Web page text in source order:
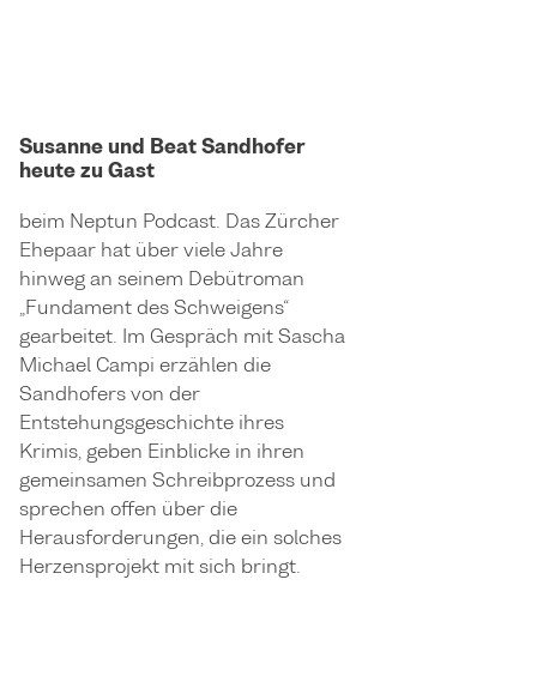
Susanne und Beat Sandhofer
heute zu Gast
beim Neptun Podcast. Das Zürcher
Ehepaar hat über viele Jahre
hinweg an seinem Debütroman
„Fundament des Schweigens“
gearbeitet. Im Gespräch mit Sascha
Michael Campi erzählen die
Sandhofers von der
Entstehungsgeschichte ihres
Krimis, geben Einblicke in ihren
gemeinsamen Schreibprozess und
sprechen offen über die
Herausforderungen, die ein solches
Herzensprojekt mit sich bringt.